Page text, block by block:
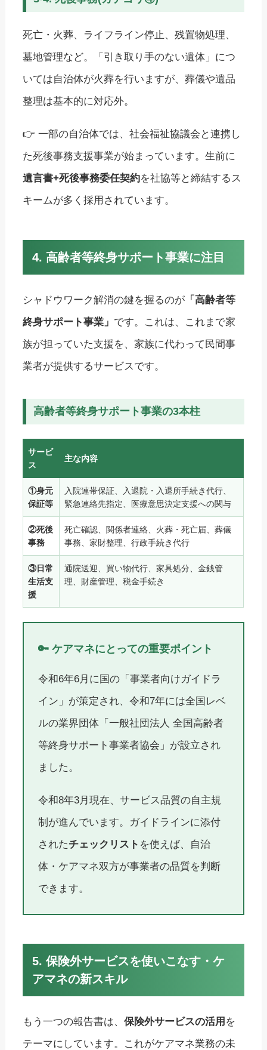
死亡・火葬、ライフライン停止、残置物処理、
墓地管理など。「引き取り手のない遺体」につ
いては自治体が火葬を行いますが、葬儀や遺品
整理は基本的に対応外。
👉 一部の自治体では、社会福祉協議会と連携し
た死後事務支援事業が始まっています。生前に
遺言書+死後事務委任契約を社協等と締結するス
キームが多く採用されています。
4. 高齢者等終身サポート事業に注目
シャドウワーク解消の鍵を握るのが 「高齢者等
終身サポート事業」 です。これは、これまで家
族が担っていた支援を、家族に代わって民間事
業者が提供するサービスです。
高齢者等終身サポート事業の3本柱
サービ
ス
主な内容
①身元
保証等
入院連帯保証、入退院・入退所手続き代行、
緊急連絡先指定、医療意思決定支援への関与
②死後
事務
死亡確認、関係者連絡、火葬・死亡届、葬儀
事務、家財整理、行政手続き代行
③日常
生活支
援
通院送迎、買い物代行、家具処分、金銭管
理、財産管理、税金手続き
🔑 ケアマネにとっての重要ポイント
令和6年6月に国の「事業者向けガイドラ
イン」が策定され、令和7年には全国レベ
ルの業界団体「一般社団法人 全国高齢者
等終身サポート事業者協会」が設立され
ました。
令和8年3月現在、サービス品質の自主規
制が進んでいます。ガイドラインに添付
されたチェックリスト を使えば、自治
体・ケアマネ双方が事業者の品質を判断
できます。
5. 保険外サービスを使いこなす・ケ
アマネの新スキル
もう一つの報告書は、保険外サービスの活用 を
テーマにしています。これがケアマネ業務の未